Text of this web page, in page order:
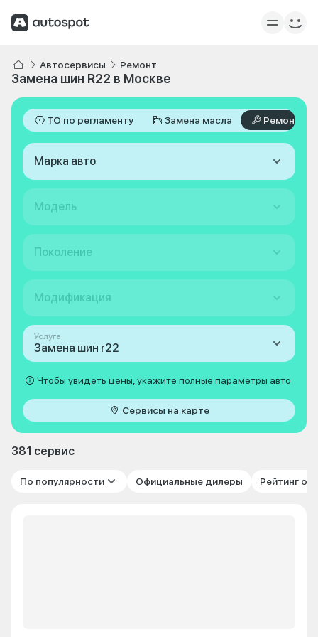
Автосервисы Ремонт
Замена шин R22 в Москве
ТО по регламенту Замена масла Ремонт
Марка авто
Модель
Поколение
Модификация
Услуга
Замена шин r22
Чтобы увидеть цены, укажите полные параметры авто
Сервисы на карте
381 сервис
По популярности Официальные дилеры Рейтинг